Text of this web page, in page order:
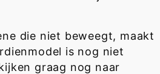
die niet beweegt, maakt
is nog niet
graag nog naar